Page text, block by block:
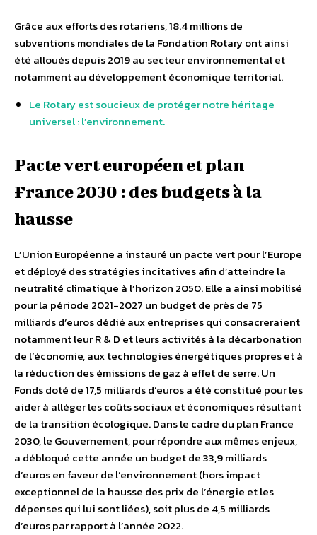
Grâce aux efforts des rotariens, 18.4 millions de
subventions mondiales de la Fondation Rotary ont ainsi
été alloués depuis 2019 au secteur environnemental et
notamment au développement économique territorial.
Le Rotary est soucieux de protéger notre héritage
universel : l’environnement.
Pacte vert européen et plan
France 2030 : des budgets à la
hausse
L’Union Européenne a instauré un pacte vert pour l’Europe
et déployé des stratégies incitatives afin d’atteindre la
neutralité climatique à l’horizon 2050. Elle a ainsi mobilisé
pour la période 2021-2027 un budget de près de 75
milliards d’euros dédié aux entreprises qui consacreraient
notamment leur R & D et leurs activités à la décarbonation
de l’économie, aux technologies énergétiques propres et à
la réduction des émissions de gaz à effet de serre. Un
Fonds doté de 17,5 milliards d’euros a été constitué pour les
aider à alléger les coûts sociaux et économiques résultant
de la transition écologique. Dans le cadre du plan France
2030, le Gouvernement, pour répondre aux mêmes enjeux,
a débloqué cette année un budget de 33,9 milliards
d’euros en faveur de l’environnement (hors impact
exceptionnel de la hausse des prix de l’énergie et les
dépenses qui lui sont liées), soit plus de 4,5 milliards
d’euros par rapport à l’année 2022.